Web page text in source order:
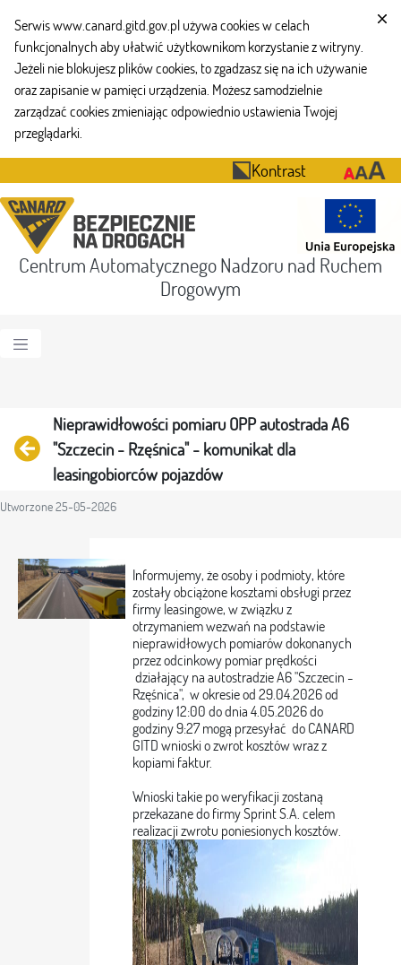
Serwis www.canard.gitd.gov.pl używa cookies w celach
funkcjonalnych aby ułatwić użytkownikom korzystanie z witryny.
Jeżeli nie blokujesz plików cookies, to zgadzasz się na ich używanie
oraz zapisanie w pamięci urządzenia. Możesz samodzielnie
zarządzać cookies zmieniając odpowiednio ustawienia Twojej
przeglądarki.
Kontrast
Centrum Automatycznego Nadzoru nad Ruchem
Drogowym
Powrót
Nieprawidłowości pomiaru OPP autostrada A6
"Szczecin - Rzęśnica" - komunikat dla
leasingobiorców pojazdów
Utworzone 25-05-2026
Informujemy, że osoby i podmioty, które
zostały obciążone kosztami obsługi przez
firmy leasingowe, w związku z
otrzymaniem wezwań na podstawie
nieprawidłowych pomiarów dokonanych
przez odcinkowy pomiar prędkości
działający na autostradzie A6 "Szczecin -
Rzęśnica", w okresie od 29.04.2026 od
godziny 12:00 do dnia 4.05.2026 do
godziny 9:27 mogą przesyłać do CANARD
GITD wnioski o zwrot kosztów wraz z
kopiami faktur.
Wnioski takie po weryfikacji zostaną
przekazane do firmy Sprint S.A. celem
realizacji zwrotu poniesionych kosztów.